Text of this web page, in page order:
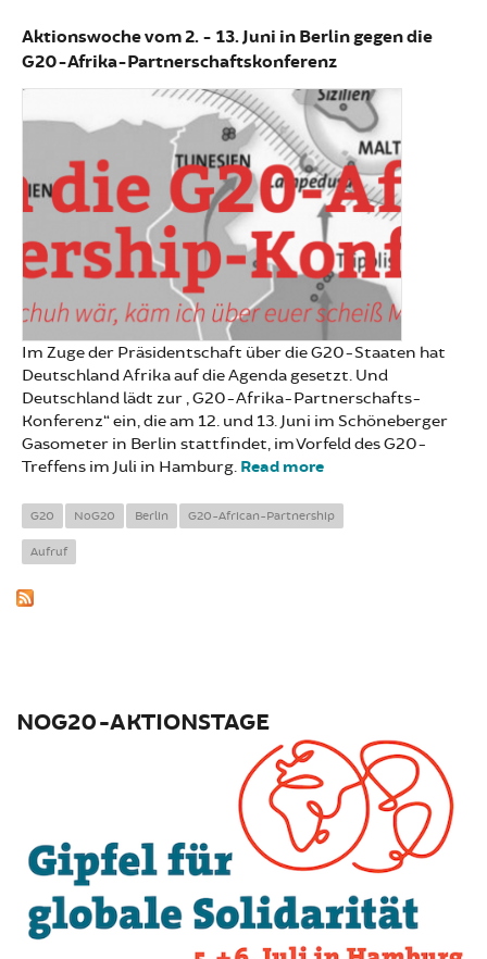
Aktionswoche vom 2. - 13. Juni in Berlin gegen die
G20-Afrika-Partnerschaftskonferenz
Im Zuge der Präsidentschaft über die G20-Staaten hat
Deutschland Afrika auf die Agenda gesetzt. Und
Deutschland lädt zur „G20-Afrika-Partnerschafts-
Konferenz“ ein, die am 12. und 13. Juni im Schöneberger
Gasometer in Berlin stattfindet, im Vorfeld des G20-
Treffens im Juli in Hamburg. Read more
und
G20 NoG20 Berlin G20-African-Partnership
Aufruf
NOG20-AKTIONSTAGE